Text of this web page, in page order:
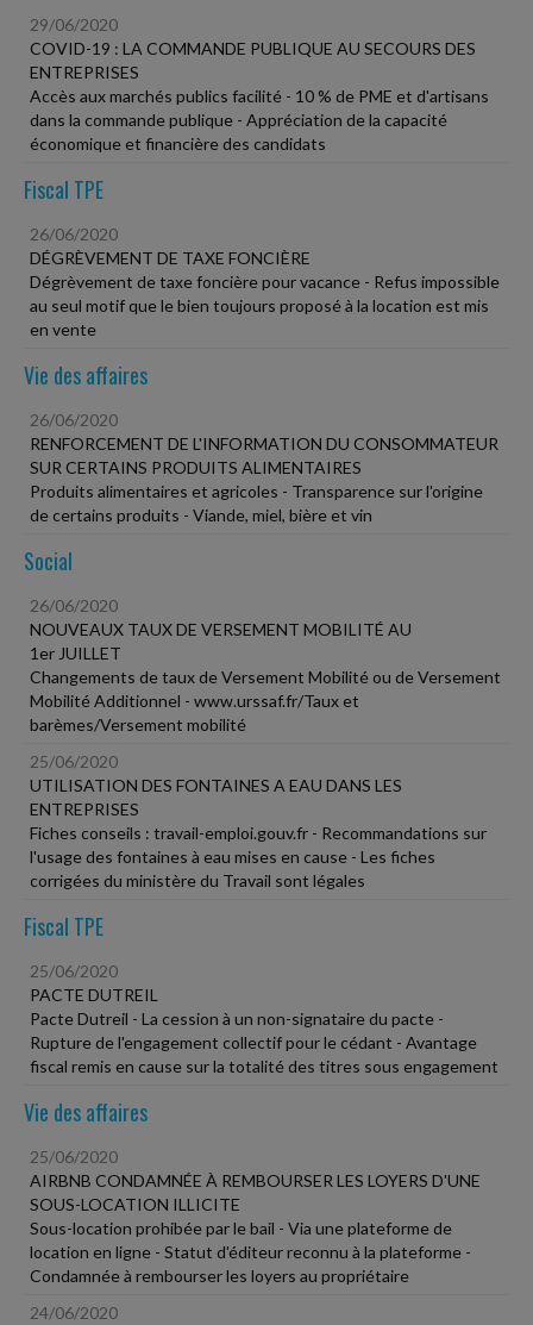
29/06/2020
COVID-19 : LA COMMANDE PUBLIQUE AU SECOURS DES
ENTREPRISES
Accès aux marchés publics facilité - 10 % de PME et d'artisans
dans la commande publique - Appréciation de la capacité
économique et financière des candidats
Fiscal TPE
26/06/2020
DÉGRÈVEMENT DE TAXE FONCIÈRE
Dégrèvement de taxe foncière pour vacance - Refus impossible
au seul motif que le bien toujours proposé à la location est mis
en vente
Vie des affaires
26/06/2020
RENFORCEMENT DE L'INFORMATION DU CONSOMMATEUR
SUR CERTAINS PRODUITS ALIMENTAIRES
Produits alimentaires et agricoles - Transparence sur l'origine
de certains produits - Viande, miel, bière et vin
Social
26/06/2020
NOUVEAUX TAUX DE VERSEMENT MOBILITÉ AU
1er JUILLET
Changements de taux de Versement Mobilité ou de Versement
Mobilité Additionnel - www.urssaf.fr/Taux et
barèmes/Versement mobilité
25/06/2020
UTILISATION DES FONTAINES A EAU DANS LES
ENTREPRISES
Fiches conseils : travail-emploi.gouv.fr - Recommandations sur
l'usage des fontaines à eau mises en cause - Les fiches
corrigées du ministère du Travail sont légales
Fiscal TPE
25/06/2020
PACTE DUTREIL
Pacte Dutreil - La cession à un non-signataire du pacte -
Rupture de l'engagement collectif pour le cédant - Avantage
fiscal remis en cause sur la totalité des titres sous engagement
Vie des affaires
25/06/2020
AIRBNB CONDAMNÉE À REMBOURSER LES LOYERS D'UNE
SOUS-LOCATION ILLICITE
Sous-location prohibée par le bail - Via une plateforme de
location en ligne - Statut d'éditeur reconnu à la plateforme -
Condamnée à rembourser les loyers au propriétaire
24/06/2020